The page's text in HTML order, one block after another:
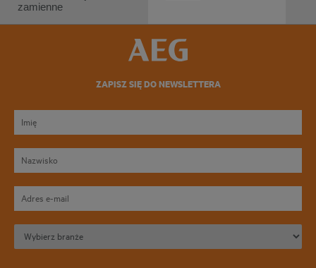
zamienne
ZAPISZ SIĘ DO NEWSLETTERA